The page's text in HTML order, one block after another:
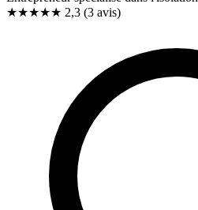
★★★★★ 2,3 (3 avis)